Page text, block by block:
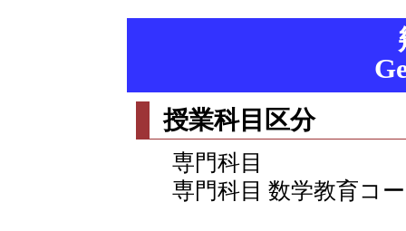
授業科目区分
専門科目
専門科目 数学教育コ